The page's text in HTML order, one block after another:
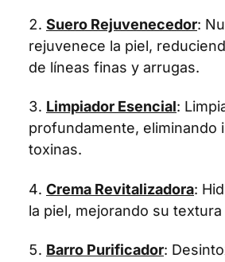
Suero Rejuvenecedor:
rejuvenece la piel,
de líneas finas y arrugas.
Limpiador Esencial:
profundamente, eliminando
toxinas.
Crema Revitalizadora:
la piel, mejorando su
Barro Purificador: